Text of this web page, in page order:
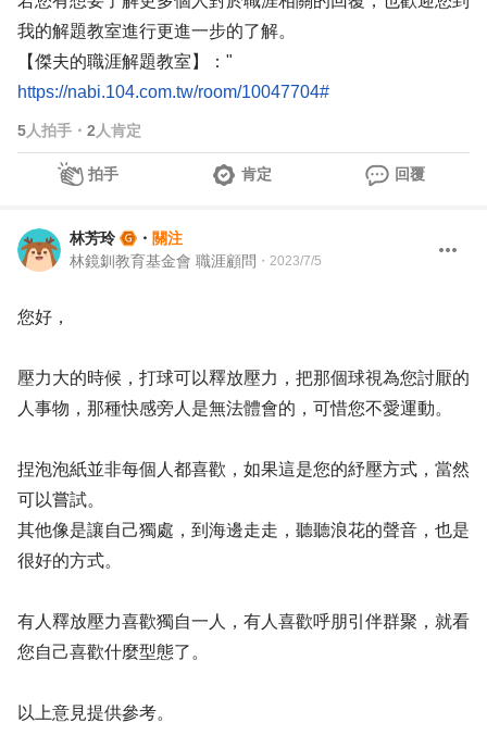
我的解題教室進行更進一步的了解。
【傑夫的職涯解題教室】："
https://nabi.104.com.tw/room/10047704#
5人拍手 ・ 2 人肯定
拍手 肯定 回覆
林芳玲 ・ 關注
林鏡釧教育基金會 職涯顧問 ・ 2023/7/5
您好，
壓力大的時候，打球可以釋放壓力，把那個球視為您討厭的
人事物，那種快感旁人是無法體會的，可惜您不愛運動。
捏泡泡紙並非每個人都喜歡，如果這是您的紓壓方式，當然
可以嘗試。
其他像是讓自己獨處，到海邊走走，聽聽浪花的聲音，也是
很好的方式。
有人釋放壓力喜歡獨自一人，有人喜歡呼朋引伴群聚，就看
您自己喜歡什麼型態了。
以上意見提供參考。